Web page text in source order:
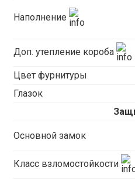
Наполнение
Доп. утепление короба
Цвет фурнитуры
Глазок
Основной замок
Класс взломостойкости